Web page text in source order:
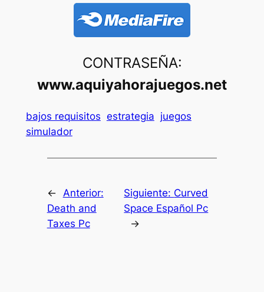
CONTRASEÑA:
www.aquiyahorajuegos.net
bajos requisitos estrategia juegos
simulador
←
Anterior:
Death and
Taxes Pc
Siguiente: Curved
Space Español Pc
→